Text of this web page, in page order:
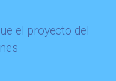
el proyecto del